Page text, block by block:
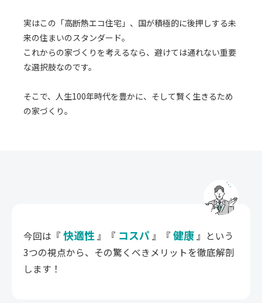
実はこの「高断熱エコ住宅」、国が積極的に後押しする未
来の住まいのスタンダード。
これからの家づくりを考えるなら、避けては通れない重要
な選択肢なのです。
そこで、人生100年時代を豊かに、そして賢く生きるため
の家づくり。
今回は『快適性』『 コスパ 』『健康』という
3つの視点から、その驚くべきメリットを徹底解剖
します！